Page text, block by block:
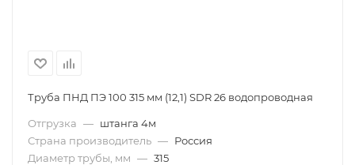
Труба ПНД ПЭ 100 315 мм (12,1) SDR 26 водопроводная
Отгрузка — штанга 4м
Страна производитель — Россия
Диаметр трубы, мм — 315